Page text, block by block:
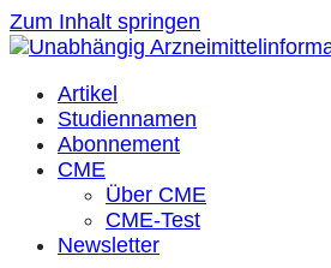
Zum Inhalt springen
Artikel
Studiennamen
Abonnement
CME
Über CME
CME-Test
Newsletter